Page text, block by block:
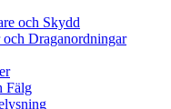
och Skydd
Draganordningar
Fälg